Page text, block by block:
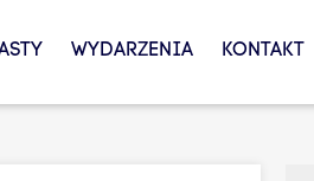
WYDARZENIA KONTAKT